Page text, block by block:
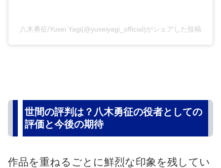
八木勇征/Yusei Yagi(@yuseiyagi_official)がシェアした投稿
世間の評判は？八木勇征の役者としての
評価と今後の期待
作品を重ねるごとに鮮烈な印象を残してい